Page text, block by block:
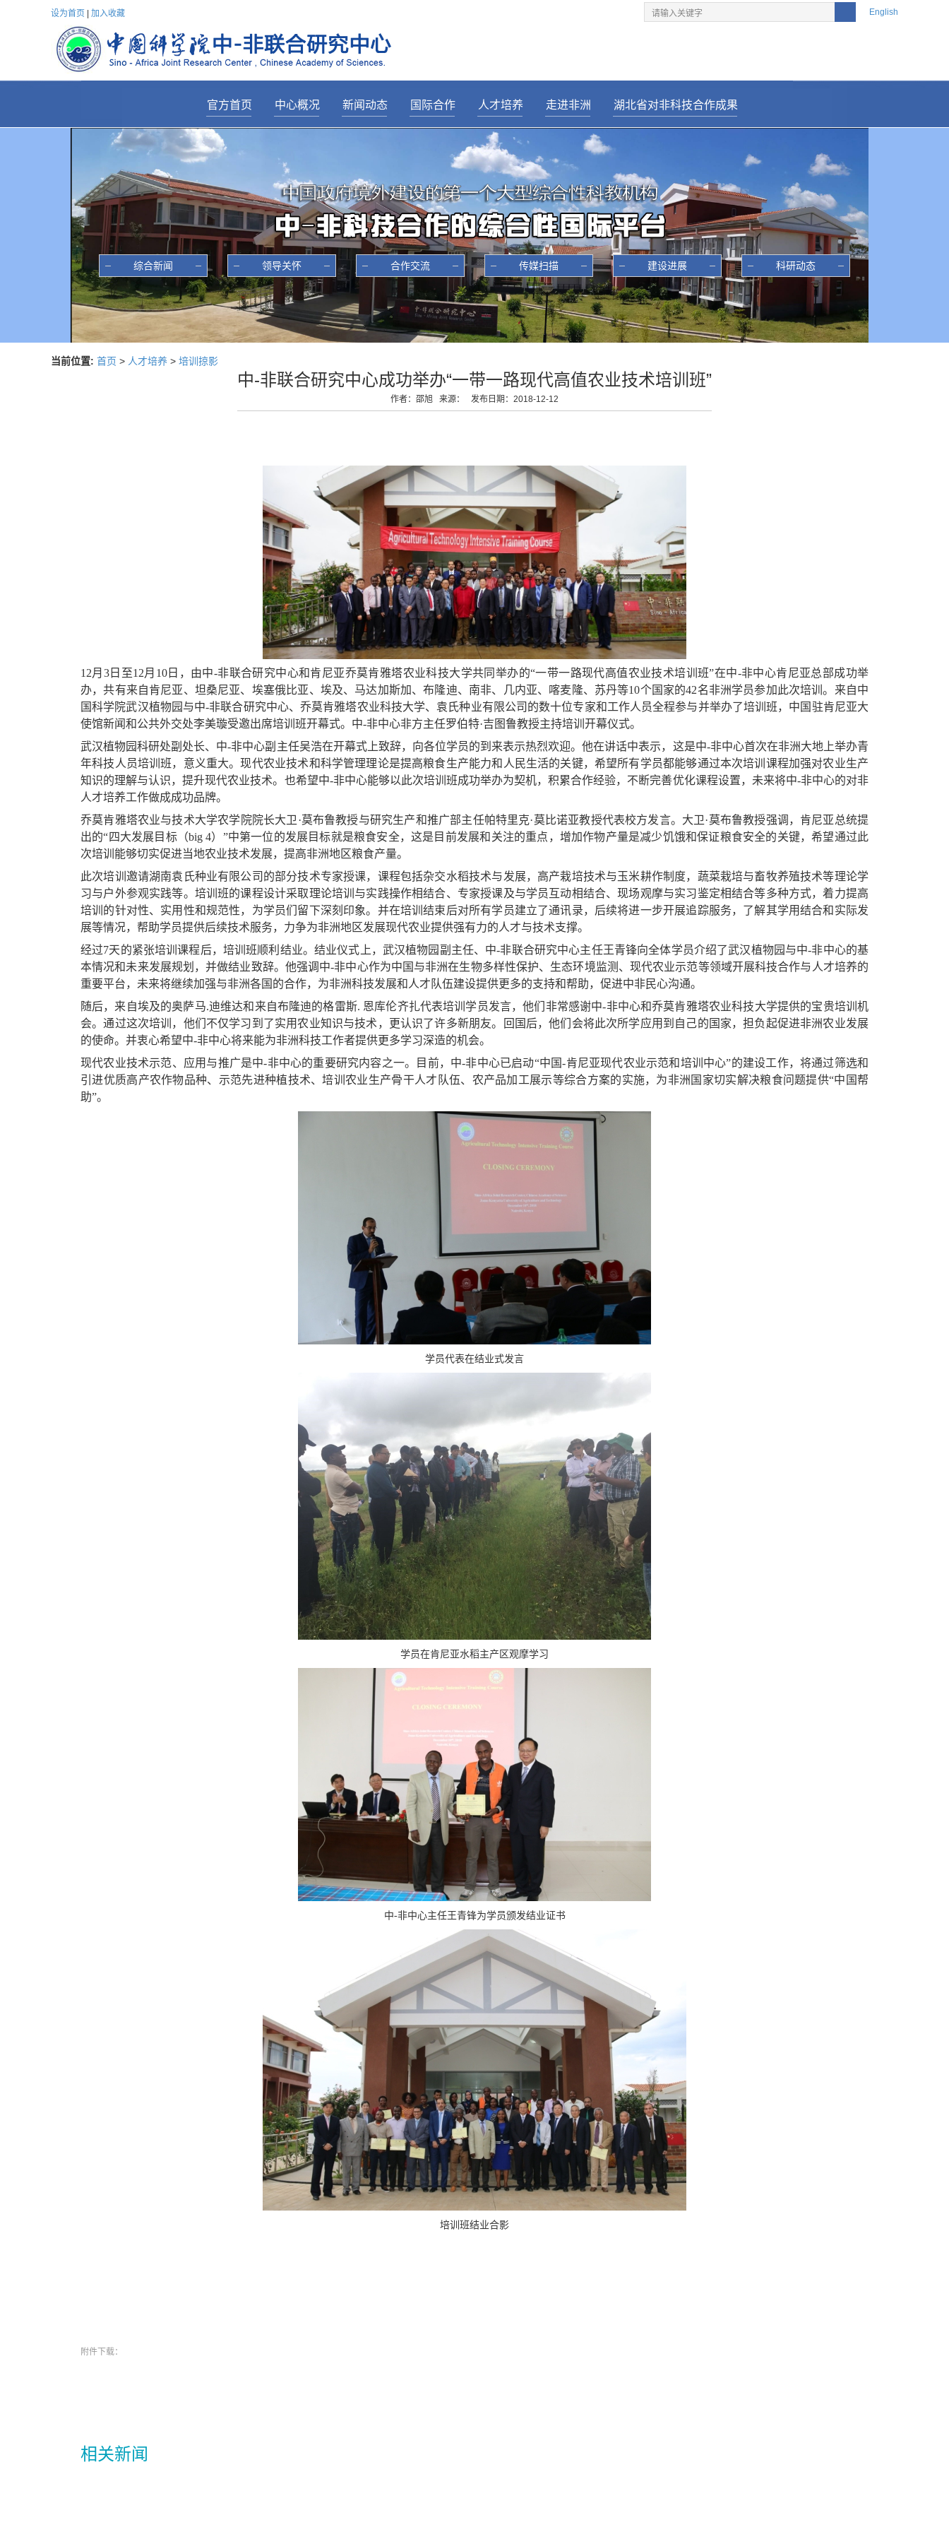
设为首页 加入收藏 English
官方首页
————————
中心概况
————————
主任致辞
历任领导
机构设置
科研分中心
新闻动态
————————
合作交流
传媒扫描
建设进展
科研动态
国际合作
————————
埃塞俄比亚
肯尼亚
马达加斯加
毛里塔尼亚
纳米比亚
尼日利亚
卢旺达
坦桑尼亚
塞内加尔
赞比亚
津巴布韦
人才培养
————————
招生动态
奖学金
学生活动
培训掠影
走进非洲
————————
湖北省对非科技合作成果
——————————————————————
综合新闻 领导关怀 合作交流 传媒扫描 建设进展 科研动态
当前位置: 首页 > 人才培养 > 培训掠影
中-非联合研究中心成功举办“一带一路现代高值农业技术培训班”
作者：邵旭 来源： 发布日期：2018-12-12
12月3日至12月10日，由中-非联合研究中心和肯尼亚乔莫肯雅塔农业科技大学共同举办的“一带一路现代高值农业技术培训班”在中-非中心肯尼亚总部成功举
办，共有来自肯尼亚、坦桑尼亚、埃塞俄比亚、埃及、马达加斯加、布隆迪、南非、几内亚、喀麦隆、苏丹等10个国家的42名非洲学员参加此次培训。来自中
国科学院武汉植物园与中-非联合研究中心、乔莫肯雅塔农业科技大学、袁氏种业有限公司的数十位专家和工作人员全程参与并举办了培训班，中国驻肯尼亚大
使馆新闻和公共外交处李美璇受邀出席培训班开幕式。中-非中心非方主任罗伯特·吉图鲁教授主持培训开幕仪式。
武汉植物园科研处副处长、中-非中心副主任吴浩在开幕式上致辞，向各位学员的到来表示热烈欢迎。他在讲话中表示，这是中-非中心首次在非洲大地上举办青
年科技人员培训班，意义重大。现代农业技术和科学管理理论是提高粮食生产能力和人民生活的关键，希望所有学员都能够通过本次培训课程加强对农业生产
知识的理解与认识，提升现代农业技术。也希望中-非中心能够以此次培训班成功举办为契机，积累合作经验，不断完善优化课程设置，未来将中-非中心的对非
人才培养工作做成成功品牌。
乔莫肯雅塔农业与技术大学农学院院长大卫·莫布鲁教授与研究生产和推广部主任帕特里克·莫比诺亚教授代表校方发言。大卫·莫布鲁教授强调，肯尼亚总统提
出的“四大发展目标（big 4）”中第一位的发展目标就是粮食安全，这是目前发展和关注的重点，增加作物产量是减少饥饿和保证粮食安全的关键，希望通过此
次培训能够切实促进当地农业技术发展，提高非洲地区粮食产量。
此次培训邀请湖南袁氏种业有限公司的部分技术专家授课，课程包括杂交水稻技术与发展，高产栽培技术与玉米耕作制度，蔬菜栽培与畜牧养殖技术等理论学
习与户外参观实践等。培训班的课程设计采取理论培训与实践操作相结合、专家授课及与学员互动相结合、现场观摩与实习鉴定相结合等多种方式，着力提高
培训的针对性、实用性和规范性，为学员们留下深刻印象。并在培训结束后对所有学员建立了通讯录，后续将进一步开展追踪服务，了解其学用结合和实际发
展等情况，帮助学员提供后续技术服务，力争为非洲地区发展现代农业提供强有力的人才与技术支撑。
经过7天的紧张培训课程后，培训班顺利结业。结业仪式上，武汉植物园副主任、中-非联合研究中心主任王青锋向全体学员介绍了武汉植物园与中-非中心的基
本情况和未来发展规划，并做结业致辞。他强调中-非中心作为中国与非洲在生物多样性保护、生态环境监测、现代农业示范等领域开展科技合作与人才培养的
重要平台，未来将继续加强与非洲各国的合作，为非洲科技发展和人才队伍建设提供更多的支持和帮助，促进中非民心沟通。
随后，来自埃及的奥萨马.迪维达和来自布隆迪的格雷斯. 恩库伦齐扎代表培训学员发言，他们非常感谢中-非中心和乔莫肯雅塔农业科技大学提供的宝贵培训机
会。通过这次培训，他们不仅学习到了实用农业知识与技术，更认识了许多新朋友。回国后，他们会将此次所学应用到自己的国家，担负起促进非洲农业发展
的使命。并衷心希望中-非中心将来能为非洲科技工作者提供更多学习深造的机会。
现代农业技术示范、应用与推广是中-非中心的重要研究内容之一。目前，中-非中心已启动“中国-肯尼亚现代农业示范和培训中心”的建设工作，将通过筛选和
引进优质高产农作物品种、示范先进种植技术、培训农业生产骨干人才队伍、农产品加工展示等综合方案的实施，为非洲国家切实解决粮食问题提供“中国帮
助”。
学员代表在结业式发言
学员在肯尼亚水稻主产区观摩学习
中-非中心主任王青锋为学员颁发结业证书
培训班结业合影
附件下载：
相关新闻